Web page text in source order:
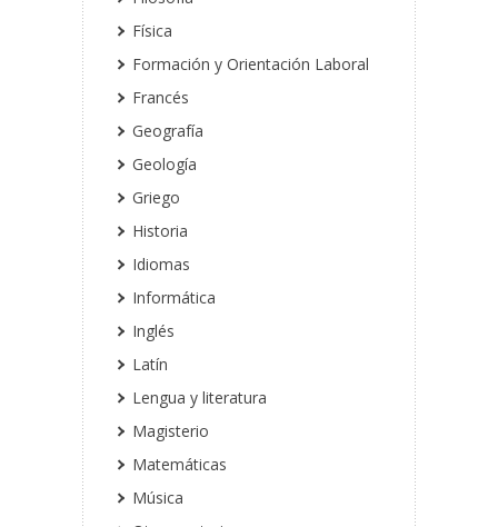
Física
Formación y Orientación Laboral
Francés
Geografía
Geología
Griego
Historia
Idiomas
Informática
Inglés
Latín
Lengua y literatura
Magisterio
Matemáticas
Música